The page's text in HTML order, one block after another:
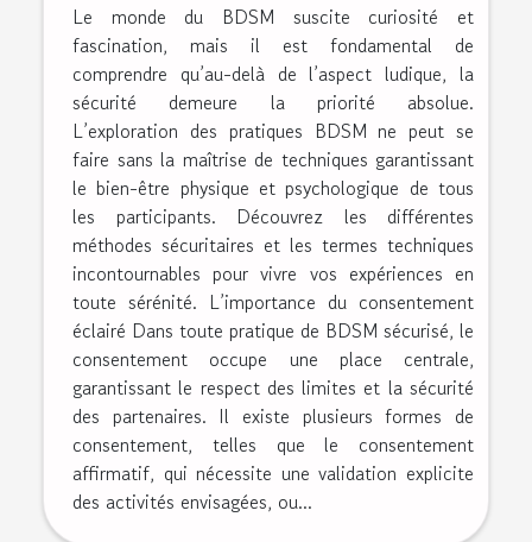
Le monde du BDSM suscite curiosité et
fascination, mais il est fondamental de
comprendre qu’au-delà de l’aspect ludique, la
sécurité demeure la priorité absolue.
L’exploration des pratiques BDSM ne peut se
faire sans la maîtrise de techniques garantissant
le bien-être physique et psychologique de tous
les participants. Découvrez les différentes
méthodes sécuritaires et les termes techniques
incontournables pour vivre vos expériences en
toute sérénité. L’importance du consentement
éclairé Dans toute pratique de BDSM sécurisé, le
consentement occupe une place centrale,
garantissant le respect des limites et la sécurité
des partenaires. Il existe plusieurs formes de
consentement, telles que le consentement
affirmatif, qui nécessite une validation explicite
des activités envisagées, ou...